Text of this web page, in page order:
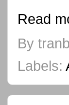
Read
By
Labels: